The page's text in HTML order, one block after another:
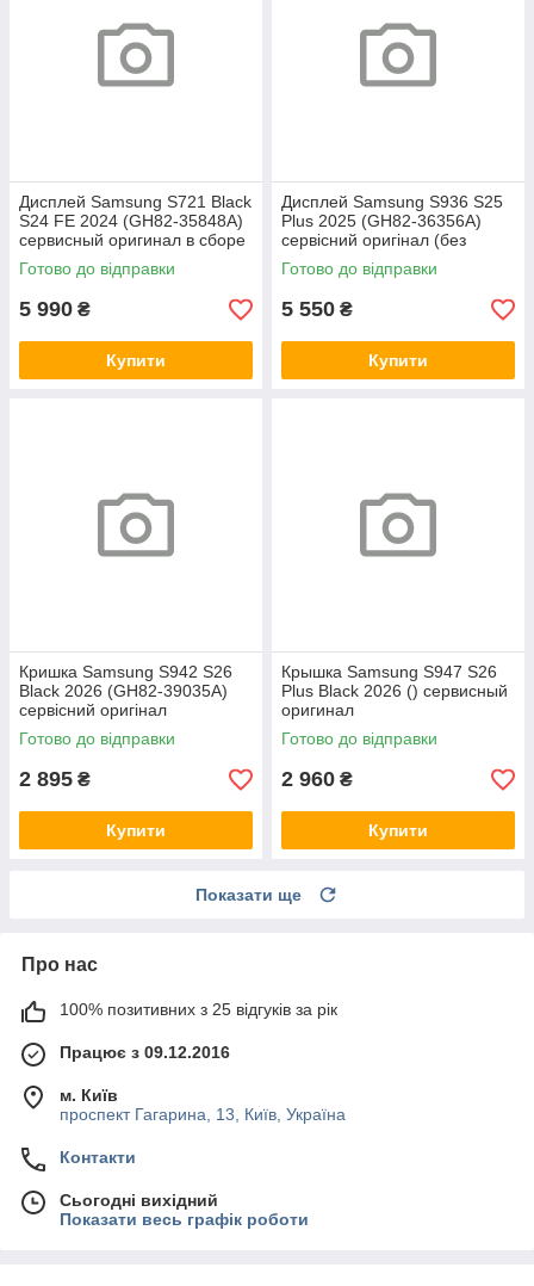
Дисплей Samsung S721 Black
S24 FE 2024 (GH82-35848A)
сервисный оригинал в сборе
с рамкой
Готово до відправки
5 990 ₴
Купити
Дисплей Samsung S936 S25
Plus 2025 (GH82-36356A)
сервісний оригінал (без
рамки)
Готово до відправки
5 550 ₴
Купити
Кришка Samsung S942 S26
Black 2026 (GH82-39035A)
сервісний оригінал
Готово до відправки
2 895 ₴
Купити
Крышка Samsung S947 S26
Plus Black 2026 () сервисный
оригинал
Готово до відправки
2 960 ₴
Купити
Показати ще
Про нас
100% позитивних з 25 відгуків за рік
Працює з 09.12.2016
м. Київ
проспект Гагарина, 13, Київ, Україна
Контакти
Сьогодні вихідний
Показати весь графік роботи